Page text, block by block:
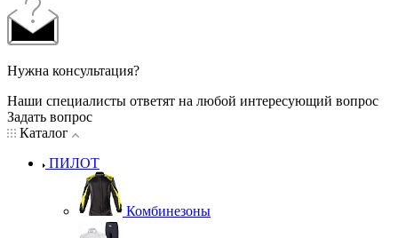
Нужна консультация?
Наши специалисты ответят на любой интересующий вопрос
Задать вопрос
Каталог
ПИЛОТ
Комбинезоны